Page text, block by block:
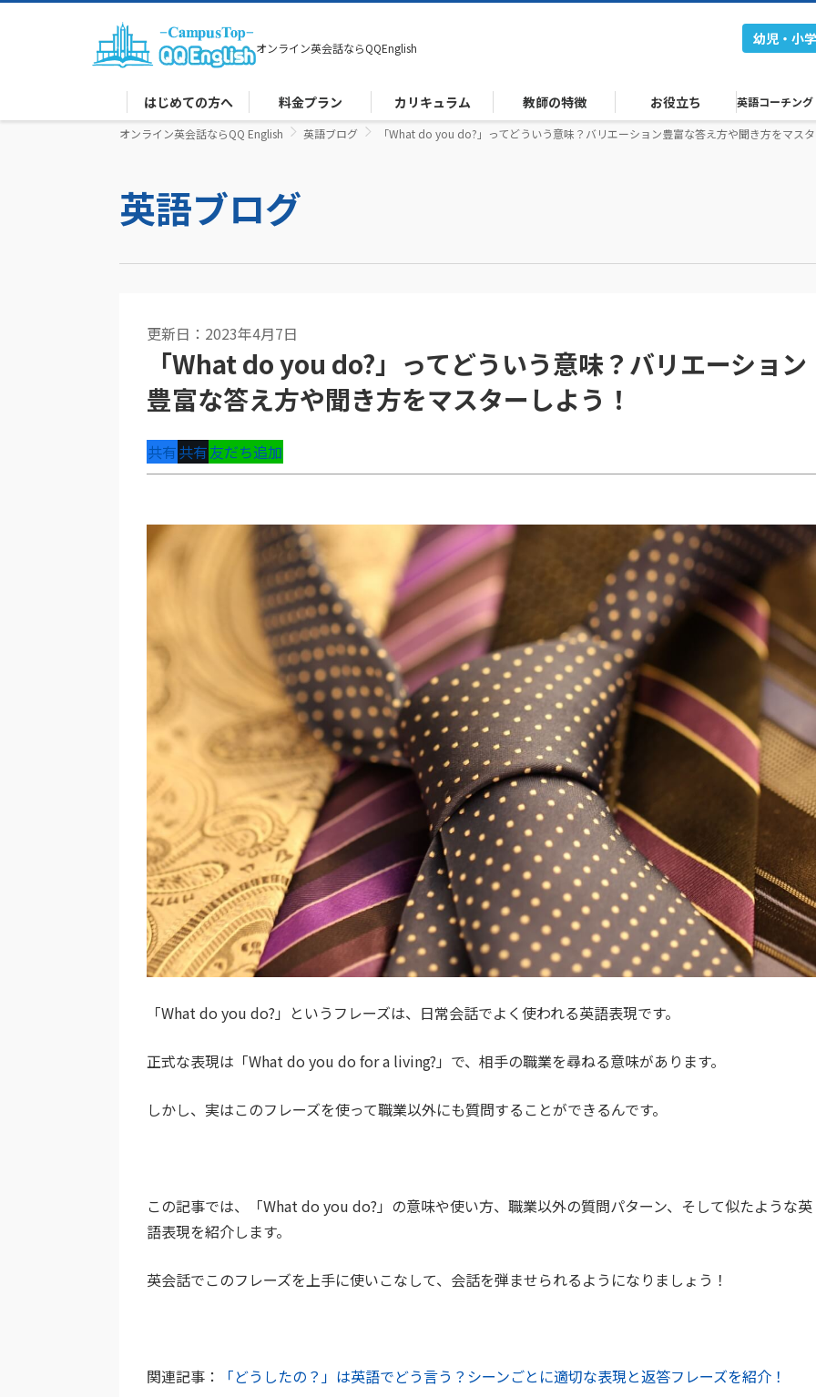
オンライン英会話ならQQEnglish
幼児・小
はじめての方へ 料金プラン カリキュラム 教師の特徴 お役立ち 英語コーチング
オンライン英会話ならQQ English 英語ブログ 「What do you do?」ってどういう意味？バリエーション豊富な答え方や聞き方をマス
英語ブログ
更新日：2023年4月7日
「What do you do?」ってどういう意味？バリエーション
豊富な答え方や聞き方をマスターしよう！
共有共有友だち追加
「What do you do?」というフレーズは、日常会話でよく使われる英語表現です。
正式な表現は「What do you do for a living?」で、相手の職業を尋ねる意味があります。
しかし、実はこのフレーズを使って職業以外にも質問することができるんです。
この記事では、「What do you do?」の意味や使い方、職業以外の質問パターン、そして似たような英
語表現を紹介します。
英会話でこのフレーズを上手に使いこなして、会話を弾ませられるようになりましょう！
関連記事： 「どうしたの？」は英語でどう言う？シーンごとに適切な表現と返答フレーズを紹介！